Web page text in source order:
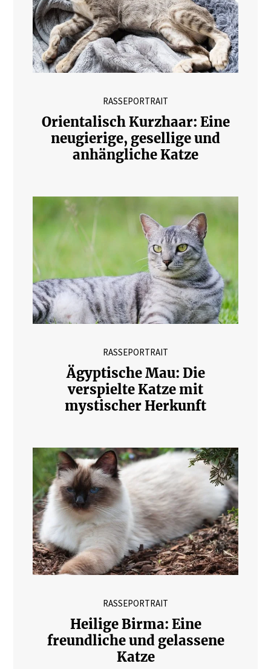
RASSEPORTRAIT
Orientalisch Kurzhaar: Eine
neugierige, gesellige und
anhängliche Katze
RASSEPORTRAIT
Ägyptische Mau: Die
verspielte Katze mit
mystischer Herkunft
RASSEPORTRAIT
Heilige Birma: Eine
freundliche und gelassene
Katze